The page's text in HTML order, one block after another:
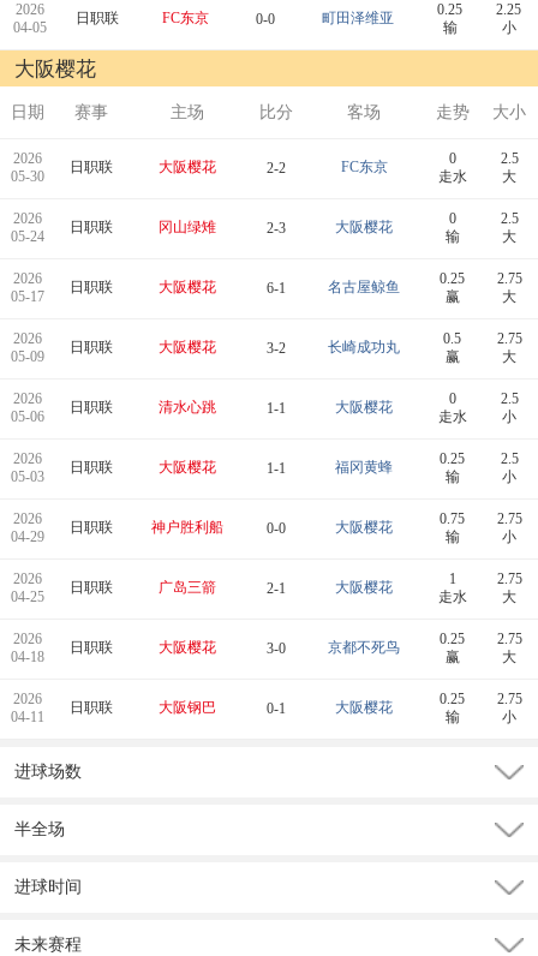
2026
04-05
日职联 FC东京 0-0 町田泽维亚
0.25
输
2.25
小
大阪樱花
日期 赛事 主场 比分 客场 走势 大小
2026
05-30
日职联 大阪樱花 2-2 FC东京
0
走水
2.5
大
2026
05-24
日职联 冈山绿雉 2-3 大阪樱花
0
输
2.5
大
2026
05-17
日职联 大阪樱花 6-1 名古屋鲸鱼
0.25
赢
2.75
大
2026
05-09
日职联 大阪樱花 3-2 长崎成功丸
0.5
赢
2.75
大
2026
05-06
日职联 清水心跳 1-1 大阪樱花
0
走水
2.5
小
2026
05-03
日职联 大阪樱花 1-1 福冈黄蜂
0.25
输
2.5
小
2026
04-29
日职联 神户胜利船 0-0 大阪樱花
0.75
输
2.75
小
2026
04-25
日职联 广岛三箭 2-1 大阪樱花
1
走水
2.75
大
2026
04-18
日职联 大阪樱花 3-0 京都不死鸟
0.25
赢
2.75
大
2026
04-11
日职联 大阪钢巴 0-1 大阪樱花
0.25
输
2.75
小
进球场数
半全场
进球时间
未来赛程